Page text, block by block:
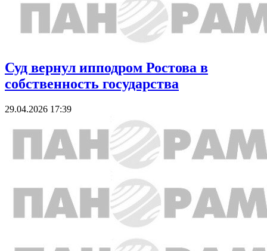
Суд вернул ипподром Ростова в
собственность государства
29.04.2026 17:39